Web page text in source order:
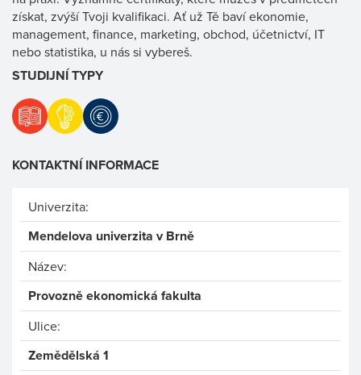
získat, zvýší Tvoji kvalifikaci. Ať už Tě baví ekonomie,
management, finance, marketing, obchod, účetnictví, IT
nebo statistika, u nás si vybereš.
STUDIJNÍ TYPY
KONTAKTNÍ INFORMACE
Univerzita:
Mendelova univerzita v Brně
Název:
Provozně ekonomická fakulta
Ulice:
Zemědělská 1